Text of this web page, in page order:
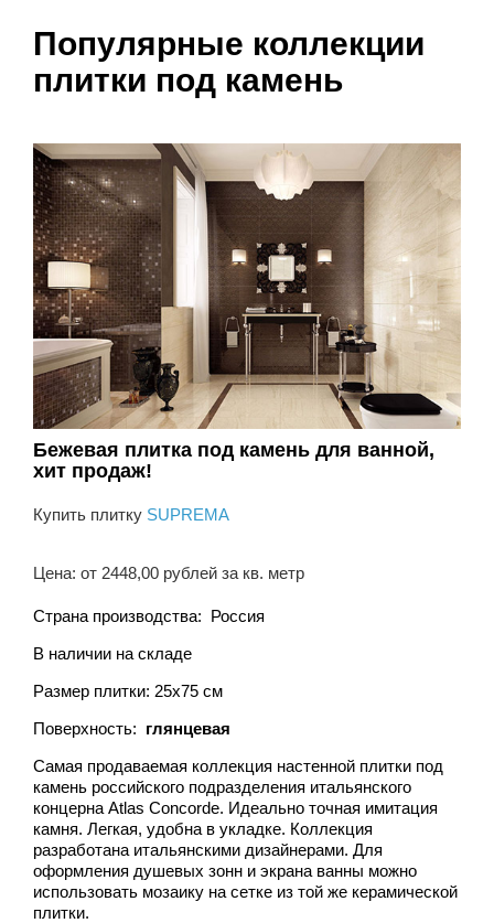
Популярные коллекции
плитки под камень
Бежевая плитка под камень для ванной,
хит продаж!
Купить плитку SUPREMA
Цена: от 2448,00 рублей за кв. метр
Страна производства: Россия
В наличии на складе
Размер плитки: 25x75 см
Поверхность: глянцевая
Самая продаваемая коллекция настенной плитки под
камень российского подразделения итальянского
концерна Atlas Concorde. Идеально точная имитация
камня. Легкая, удобна в укладке. Коллекция
разработана итальянскими дизайнерами. Для
оформления душевых зонн и экрана ванны можно
использовать мозаику на сетке из той же керамической
плитки.